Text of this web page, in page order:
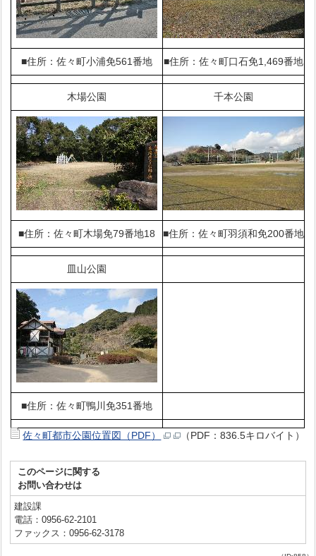
■住所：佐々町小浦免561番地 ■住所：佐々町口石免1,469番地
木場公園 千本公園
■住所：佐々町木場免79番地18 ■住所：佐々町羽須和免200番地
皿山公園
■住所：佐々町鴨川免351番地
佐々町都市公園位置図（PDF） （PDF：836.5キロバイト）
このページに関する
お問い合わせは
建設課
電話：0956-62-2101
ファックス：0956-62-3178